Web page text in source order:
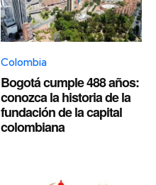
Colombia
Bogotá cumple 488 años:
conozca la historia de la
fundación de la capital
colombiana